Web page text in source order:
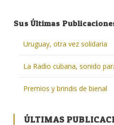
Sus Últimas
Uruguay, otra vez solidaria
La Radio cubana, sonido
Premios y brindis de bienal
ÚLTIMAS